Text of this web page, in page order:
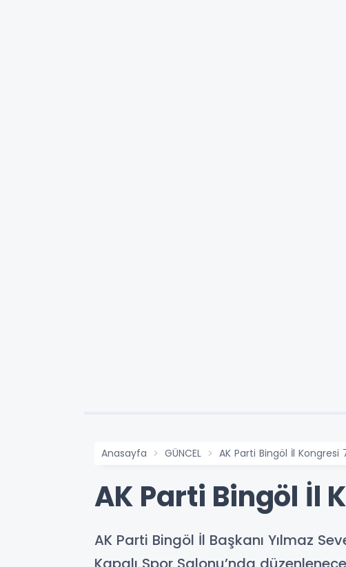
Anasayfa GÜNCEL AK Parti Bingöl İl Kongresi
AK Parti Bingöl İl
AK Parti Bingöl İl Başkanı Yılmaz